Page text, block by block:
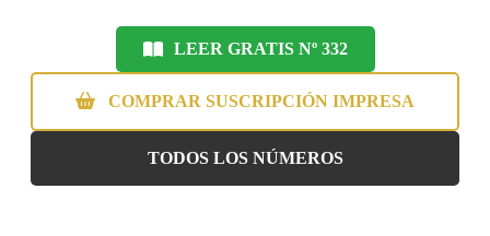
LEER GRATIS Nº 332
COMPRAR SUSCRIPCIÓN IMPRESA
TODOS LOS NÚMEROS